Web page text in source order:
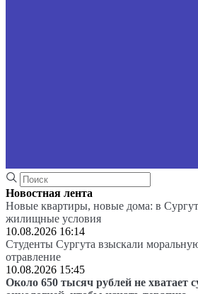
Новостная лента
Новые квартиры, новые дома: в
жилищные условия
10.08.2026 16:14
Студенты Сургута взыскали
отравление
10.08.2026 15:45
Около 650 тысяч рублей не хватает